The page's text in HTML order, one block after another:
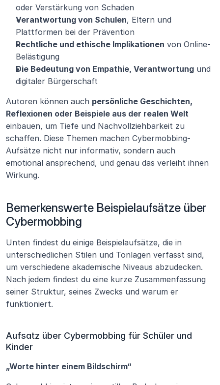
oder Verstärkung von Schaden
Verantwortung von Schulen, Eltern und
Plattformen bei der Prävention
Rechtliche und ethische Implikationen von Online-
Belästigung
Die Bedeutung von Empathie, Verantwortung und
digitaler Bürgerschaft
Autoren können auch persönliche Geschichten,
Reflexionen oder Beispiele aus der realen Welt
einbauen, um Tiefe und Nachvollziehbarkeit zu
schaffen. Diese Themen machen Cybermobbing-
Aufsätze nicht nur informativ, sondern auch
emotional ansprechend, und genau das verleiht ihnen
Wirkung.
Bemerkenswerte Beispielaufsätze über
Cybermobbing
Unten findest du einige Beispielaufsätze, die in
unterschiedlichen Stilen und Tonlagen verfasst sind,
um verschiedene akademische Niveaus abzudecken.
Nach jedem findest du eine kurze Zusammenfassung
seiner Struktur, seines Zwecks und warum er
funktioniert.
Aufsatz über Cybermobbing für Schüler und
Kinder
„Worte hinter einem Bildschirm“